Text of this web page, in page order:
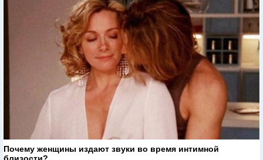
Почему женщины издают звуки во время интимной
близости?